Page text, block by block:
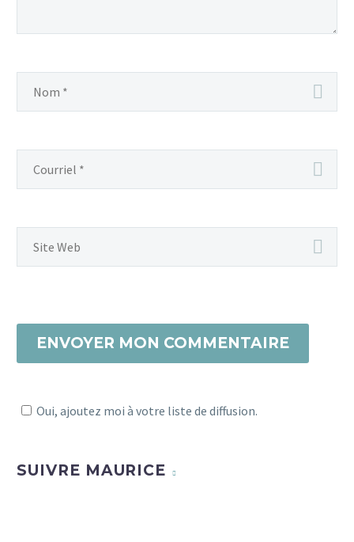
ENVOYER MON COMMENTAIRE
Oui, ajoutez moi à votre liste de diffusion.
SUIVRE MAURICE